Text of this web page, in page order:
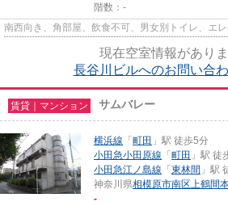
階数：-
南西向き、角部屋、飲食不可、男女別トイレ、エ
現在空室情報がありま
長谷川ビルへのお問い合
賃貸｜マンション サムバレー
横浜線 「 町田 」駅 徒歩5分
小田急小田原線 「 町田 」駅 徒
小田急江ノ島線 「 東林間 」駅
神奈川県相模原市南区上鶴間
-